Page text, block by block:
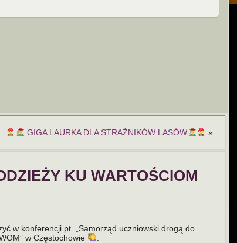
GIGA LAURKA DLA STRAŻNIKÓW LASÓW »
KU WARTOŚCIOM
w konferencji pt. „Samorząd uczniowski drogą do
w Częstochowie